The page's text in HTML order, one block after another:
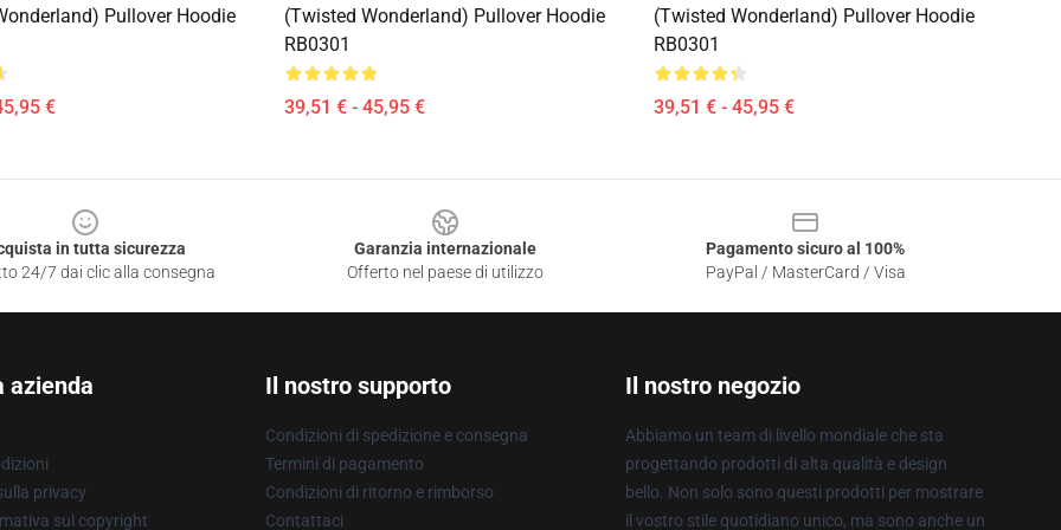
Pullover Hoodie
€
(Twisted Wonderland) Pullover Hoodie
RB0301
39,51 € - 45,95 €
(Twisted Wonderland) Pullover Hoodie
RB0301
39,51 € - 45,95 €
in tutta sicurezza
24/7 dai clic alla consegna
Garanzia internazionale
Offerto nel paese di utilizzo
Pagamento sicuro al 100%
PayPal / MasterCard / Visa
azienda
privacy
sul copyright
Il nostro supporto
Condizioni di spedizione e consegna
Termini di pagamento
Condizioni di ritorno e rimborso
Contattaci
Il nostro negozio
Abbiamo un team di livello mondiale che sta
progettando prodotti di alta qualità e design
bello. Non solo sono questi prodotti per mostrare
il vostro stile quotidiano unico, ma sono anche un